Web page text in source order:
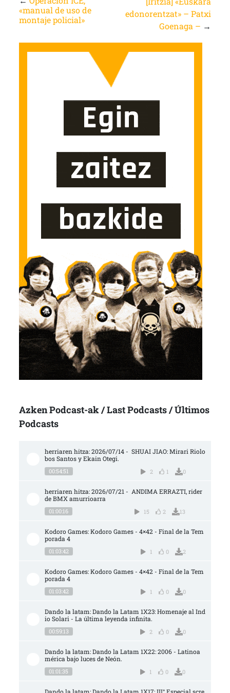
«manual de uso de
montaje policial»
edonorentzat» – Patxi
Goenaga – →
Azken Podcast-ak / Last Podcasts / Últimos
Podcasts
herriaren hitza: 2026/07/14 -  SHUAI JIAO: Mirari Riolo
bos Santos y Ekain Otegi.
00:54:51 2 1 0
herriaren hitza: 2026/07/21 -  ANDIMA ERRAZTI, rider
de BMX amurrioarra
01:00:16 15 2 13
Kodoro Games: Kodoro Games - 4×42 - Final de la Tem
porada 4
01:03:42 1 0 2
Kodoro Games: Kodoro Games - 4×42 - Final de la Tem
porada 4
01:03:42 1 0 0
Dando la latam: Dando la Latam 1X23: Homenaje al Ind
io Solari - La última leyenda infinita.
00:59:13 2 0 0
Dando la latam: Dando la Latam 1X22: 2006 - Latinoa
mérica bajo luces de Neón.
01:01:35 1 0 0